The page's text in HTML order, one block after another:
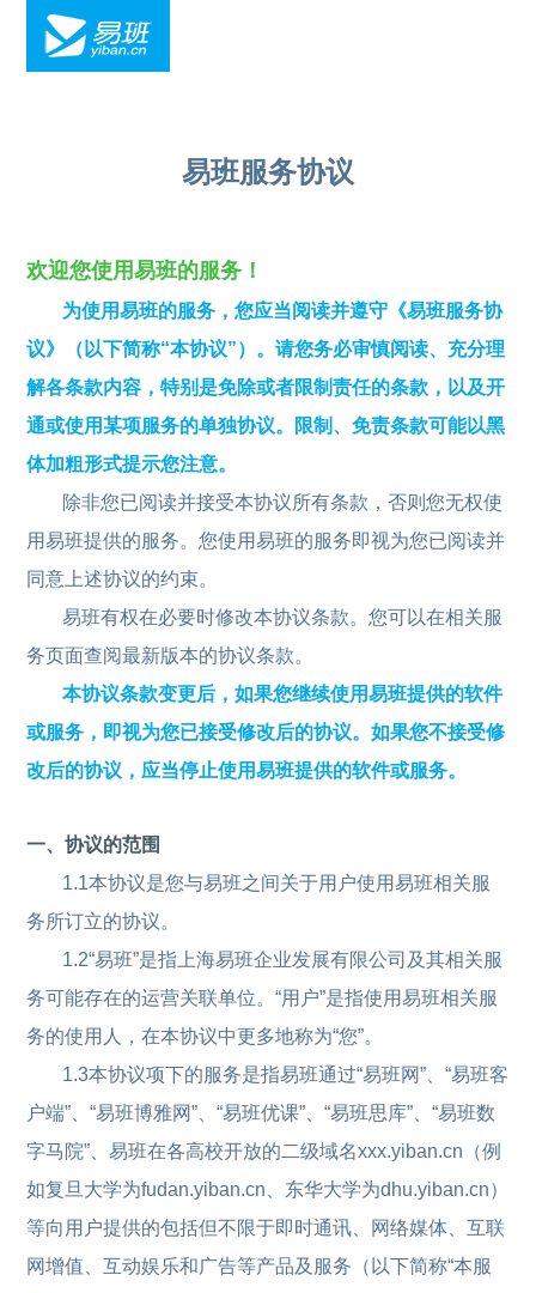
易班服务协议
欢迎您使用易班的服务！
为使用易班的服务，您应当阅读并遵守《易班服务协
议》（以下简称“本协议”）。请您务必审慎阅读、充分理
解各条款内容，特别是免除或者限制责任的条款，以及开
通或使用某项服务的单独协议。限制、免责条款可能以黑
体加粗形式提示您注意。
除非您已阅读并接受本协议所有条款，否则您无权使
用易班提供的服务。您使用易班的服务即视为您已阅读并
同意上述协议的约束。
易班有权在必要时修改本协议条款。您可以在相关服
务页面查阅最新版本的协议条款。
本协议条款变更后，如果您继续使用易班提供的软件
或服务，即视为您已接受修改后的协议。如果您不接受修
改后的协议，应当停止使用易班提供的软件或服务。
一、协议的范围
1.1本协议是您与易班之间关于用户使用易班相关服
务所订立的协议。
1.2“易班”是指上海易班企业发展有限公司及其相关服
务可能存在的运营关联单位。“用户”是指使用易班相关服
务的使用人，在本协议中更多地称为“您”。
1.3本协议项下的服务是指易班通过“易班网”、“易班客
户端”、“易班博雅网”、“易班优课”、“易班思库”、“易班数
字马院”、易班在各高校开放的二级域名xxx.yiban.cn（例
如复旦大学为fudan.yiban.cn、东华大学为dhu.yiban.cn）
等向用户提供的包括但不限于即时通讯、网络媒体、互联
网增值、互动娱乐和广告等产品及服务（以下简称“本服